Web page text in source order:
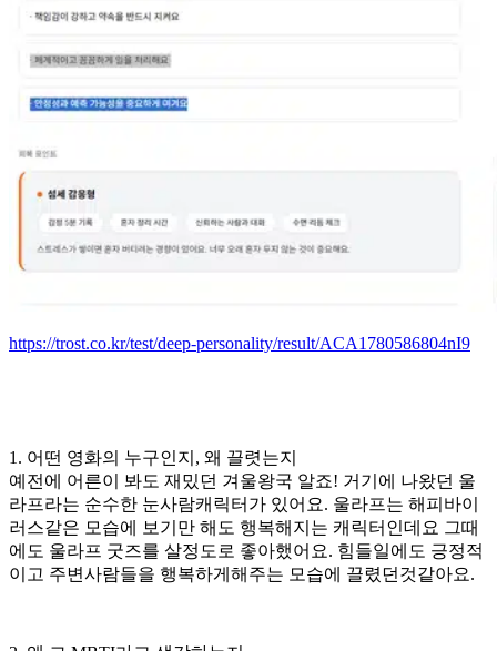
https://trost.co.kr/test/deep-personality/result/ACA1780586804nI9
1. 어떤 영화의 누구인지, 왜 끌렷는지
예전에 어른이 봐도 재밌던 겨울왕국 알죠! 거기에 나왔던 울
라프라는 순수한 눈사람캐릭터가 있어요. 울라프는 해피바이
러스같은 모습에 보기만 해도 행복해지는 캐릭터인데요 그때
에도 울라프 굿즈를 살정도로 좋아했어요. 힘들일에도 긍정적
이고 주변사람들을 행복하게해주는 모습에 끌렸던것같아요.